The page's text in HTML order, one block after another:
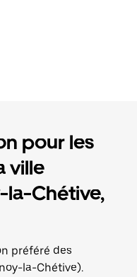
pour les
ville
la-Chétive,
préféré des
la-Chétive).